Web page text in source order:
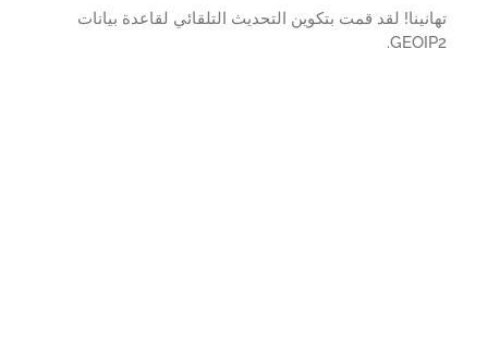
لقد قمت بتكوين التحديث التلقائي لقاعدة بيانات